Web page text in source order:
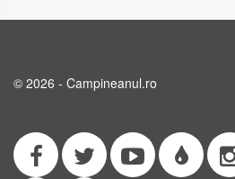
© 2026 - Campineanul.ro